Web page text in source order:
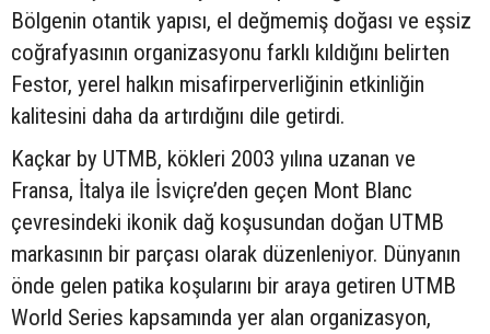
Bölgenin otantik yapısı, el değmemiş doğası ve eşsiz
coğrafyasının organizasyonu farklı kıldığını belirten
Festor, yerel halkın misafirperverliğinin etkinliğin
kalitesini daha da artırdığını dile getirdi.
Kaçkar by UTMB, kökleri 2003 yılına uzanan ve
Fransa, İtalya ile İsviçre’den geçen Mont Blanc
çevresindeki ikonik dağ koşusundan doğan UTMB
markasının bir parçası olarak düzenleniyor. Dünyanın
önde gelen patika koşularını bir araya getiren UTMB
World Series kapsamında yer alan organizasyon,